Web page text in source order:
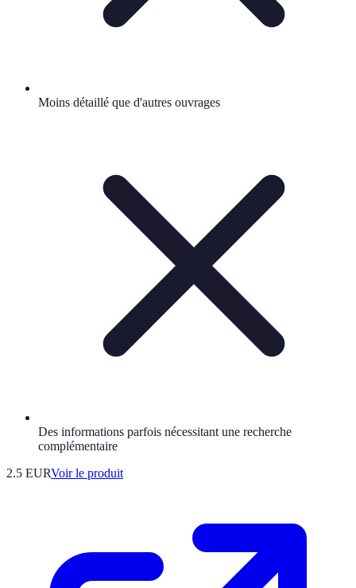
Moins détaillé que d'autres ouvrages
Des informations parfois nécessitant une recherche
complémentaire
2.5 EURVoir le produit